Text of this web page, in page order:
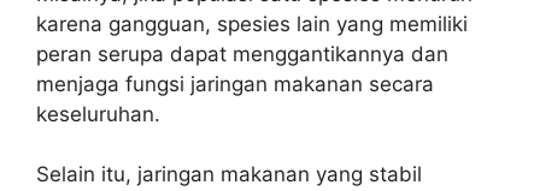
karena gangguan, spesies lain yang memiliki
peran serupa dapat menggantikannya dan
menjaga fungsi jaringan makanan secara
keseluruhan.
Selain itu, jaringan makanan yang stabil